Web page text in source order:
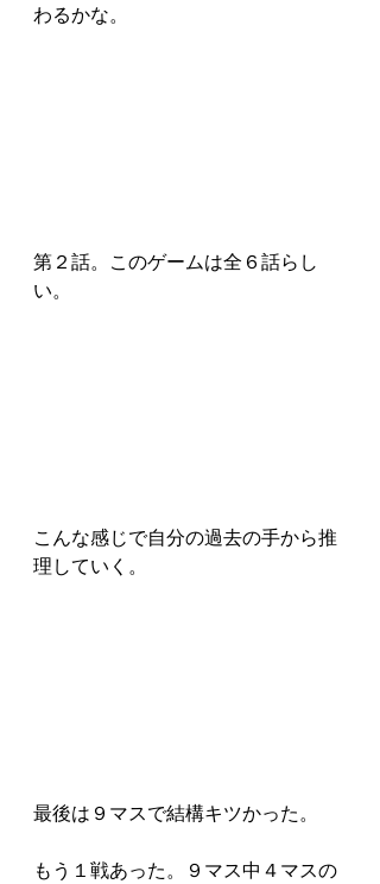
わるかな。
第２話。このゲームは全６話らし
い。
こんな感じで自分の過去の手から推
理していく。
最後は９マスで結構キツかった。
もう１戦あった。９マス中４マスの